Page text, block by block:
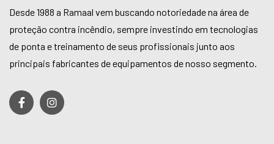
Desde 1988 a Ramaal vem buscando notoriedade na área de
proteção contra incêndio, sempre investindo em tecnologias
de ponta e treinamento de seus profissionais junto aos
principais fabricantes de equipamentos de nosso segmento.